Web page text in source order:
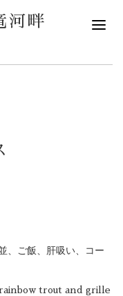
河畔
、ご飯、肝吸い、コー
trout and grille